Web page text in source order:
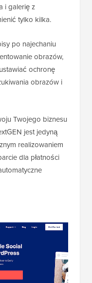
i galerię z
tylko kilka.
po najechaniu
obrazów,
ochronę
obrazów i
Twojego biznesu
jest jedyną
realizowaniem
dla płatności